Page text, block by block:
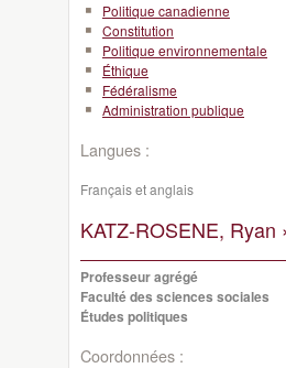
Politique canadienne
Constitution
Politique environnementale
Éthique
Fédéralisme
Administration publique
Langues :
Français et anglais
KATZ-ROSENE, Ryan
Professeur agrégé
Faculté des sciences sociales
Études politiques
Coordonnées :